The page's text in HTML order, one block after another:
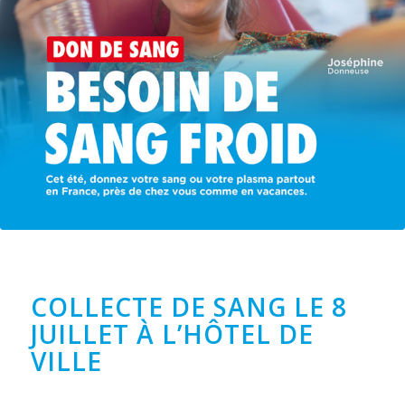
COLLECTE DE SANG LE 8
JUILLET À L’HÔTEL DE
VILLE